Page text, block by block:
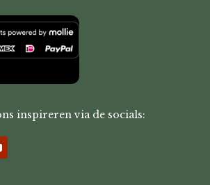
inspireren via de socials: